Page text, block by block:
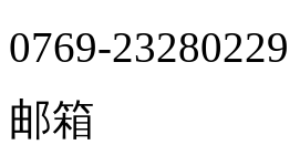
0769-23280229
邮箱